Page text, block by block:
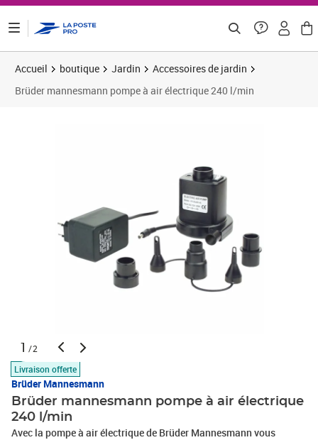
Accueil boutique Jardin
Accessoires de jardin
Brüder mannesmann pompe à air électrique 240 l/min
1 /2
Livraison offerte
Brüder Mannesmann
Brüder mannesmann pompe à air électrique
240 l/min
Avec la pompe à air électrique de Brüder Mannesmann vous